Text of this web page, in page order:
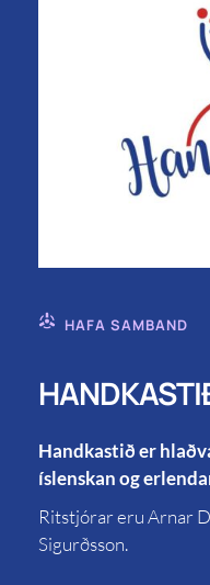
HAFA SAMBAND
Handkastið er
íslenskan og
Ritstjórar eru Arnar
Sigurðsson.